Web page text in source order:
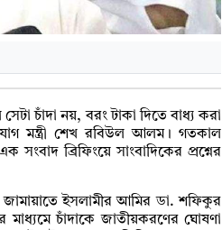
চাঁদা নয়, বরং টাকা দিতে বাধ্য করা
মন্ত্রী শেখ রবিউল আলম। গতকাল
ব্রিফিংয়ে সাংবাদিকের প্রশ্নের
ইসলামীর আমির ডা. শফিকুর
মাধ্যমে চাঁদাকে জাতীয়করণের ঘোষণা